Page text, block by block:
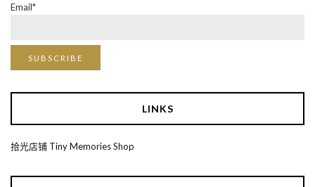
Email*
LINKS
拾光店铺 Tiny Memories Shop